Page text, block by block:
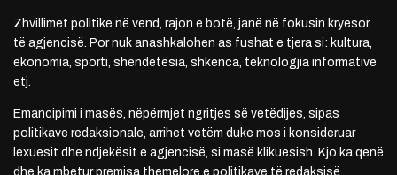
Zhvillimet politike në vend, rajon e botë, janë në fokusin kryesor
të agjencisë. Por nuk anashkalohen as fushat e tjera si: kultura,
ekonomia, sporti, shëndetësia, shkenca, teknologjia informative
etj.
Emancipimi i masës, nëpërmjet ngritjes së vetëdijes, sipas
politikave redaksionale, arrihet vetëm duke mos i konsideruar
lexuesit dhe ndjekësit e agjencisë, si masë klikuesish. Kjo ka qenë
dhe ka mbetur premisa themelore e politikave të redaksisë.